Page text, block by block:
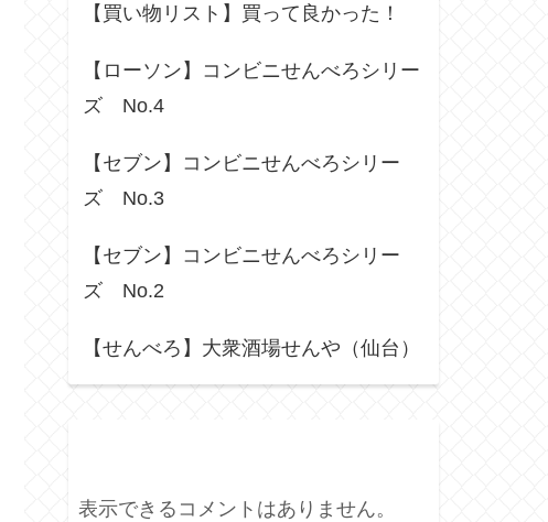
【買い物リスト】買って良かった！
【ローソン】コンビニせんべろシリー
ズ No.4
【セブン】コンビニせんべろシリー
ズ No.3
【セブン】コンビニせんべろシリー
ズ No.2
【せんべろ】大衆酒場せんや（仙台）
表示できるコメントはありません。